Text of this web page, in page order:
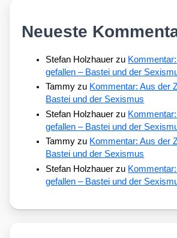
Neueste
Stefan Holzhauer zu
gefallen – Bastei und der
Tammy zu Kommentar: Aus der
Bastei und der Sexismus
Stefan Holzhauer zu
gefallen – Bastei und der
Tammy zu Kommentar: Aus der
Bastei und der Sexismus
Stefan Holzhauer zu
gefallen – Bastei und der